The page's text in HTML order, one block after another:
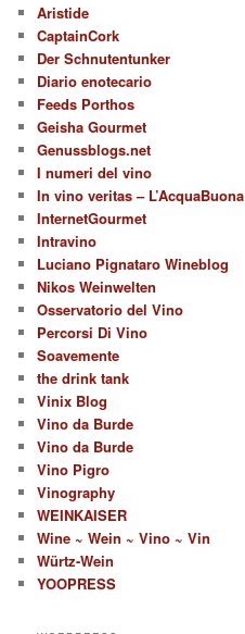
Aristide
CaptainCork
Der Schnutentunker
Diario enotecario
Feeds Porthos
Geisha Gourmet
Genussblogs.net
I numeri del vino
In vino veritas – L’AcquaBuona
InternetGourmet
Intravino
Luciano Pignataro Wineblog
Nikos Weinwelten
Osservatorio del Vino
Percorsi Di Vino
Soavemente
the drink tank
Vinix Blog
Vino da Burde
Vino da Burde
Vino Pigro
Vinography
WEINKAISER
Wine ~ Wein ~ Vino ~ Vin
Würtz-Wein
YOOPRESS